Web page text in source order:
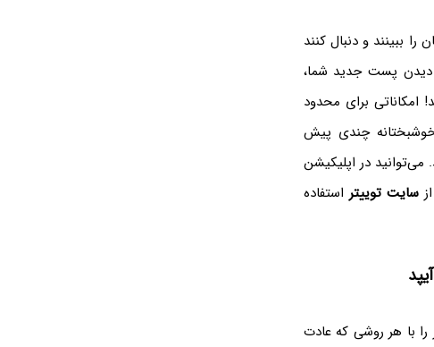
ببینند و دنبال کنند
دیدن پست جدید شما،
برای محدود
خوشبختانه چندی پیش
می‌توانید در اپلیکیشن
سایت توییتر استفاده
را با هر روشی که عادت